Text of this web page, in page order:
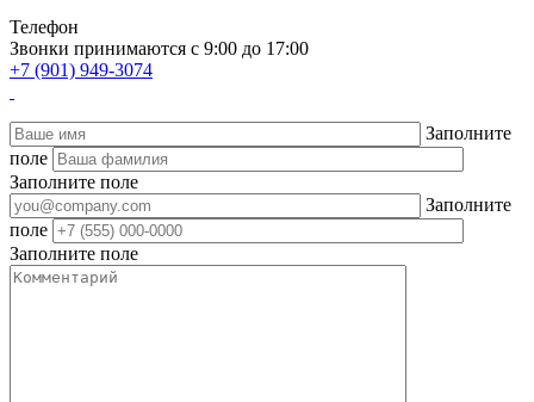
Телефон
Звонки принимаются с 9:00 до 17:00
+7 (901) 949-3074
Заполните
поле
Заполните поле
Заполните
поле
Заполните поле